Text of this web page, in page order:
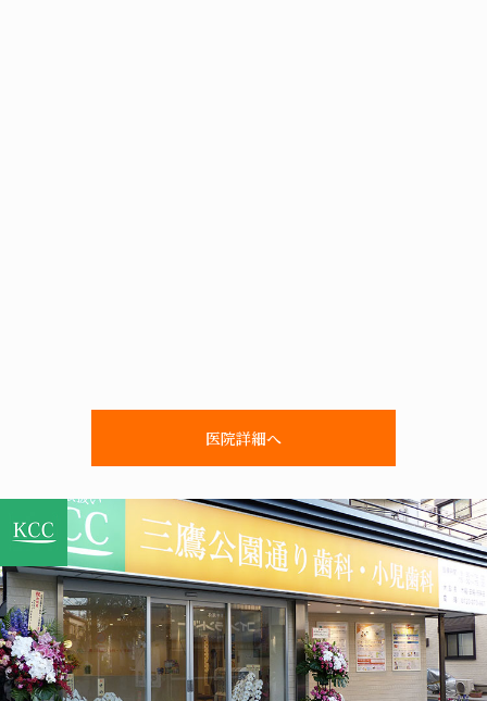
医院詳細へ